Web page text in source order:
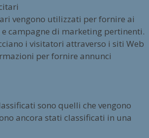
vengono utilizzati per fornire ai
campagne di marketing pertinenti.
i visitatori attraverso i siti Web
per fornire annunci
sono quelli che vengono
ancora stati classificati in una